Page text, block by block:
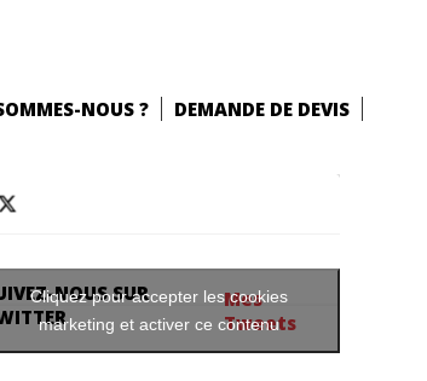
NOUS ?
DEMANDE DE DEVIS
NOUS SUR
Mes
Tweets
Cliquez pour accepter les cookies
marketing et activer ce contenu